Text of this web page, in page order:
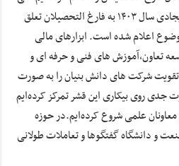
بایست ۲۵درصد از کل اشتغال ایجادی سال ۱۴۰۳ به فارغ التحصیلان تعلق
اعلام شده است. ابزارهای مالی
تعاون,آموزش های فنی و حرفه ای و
شرکت های دانش بنیان را به صورت
جدی روی بیکاری این قشر تمرکز کرده‌ایم
علمی شروع کرده‌ایم.در حوزه
و دانشگاه گفتگوها و تعاملات طولانی